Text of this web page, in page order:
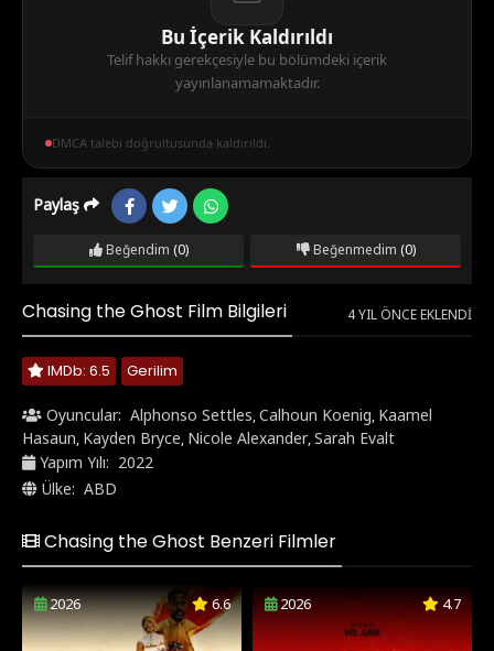
Bu İçerik Kaldırıldı
Telif hakkı gerekçesiyle bu bölümdeki içerik
yayınlanamamaktadır.
DMCA talebi doğrultusunda kaldırıldı.
Paylaş
Beğendim (0) Beğenmedim (0)
Chasing the Ghost Film Bilgileri 4 YIL ÖNCE EKLENDI
IMDb: 6.5 Gerilim
Oyuncular: Alphonso Settles,Calhoun Koenig, Kaamel
Hasaun, Kayden Bryce, Nicole Alexander,Sarah Evalt
Yapım Yılı: 2022
Ülke: ABD
Chasing the Ghost Benzeri Filmler
2026 6.6 2026 4.7